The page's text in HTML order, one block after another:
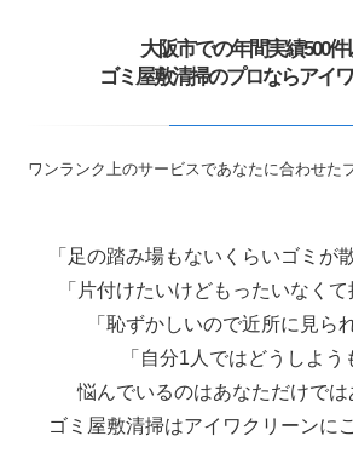
大阪市での年間実績500件
ゴミ屋敷清掃のプロならアイ
ワンランク上のサービスであなたに合わせた
「足の踏み場もないくらいゴミが
「片付けたいけどもったいなくて
「恥ずかしいので近所に見ら
「自分1人ではどうしよう
悩んでいるのはあなただけでは
ゴミ屋敷清掃はアイワクリーンに